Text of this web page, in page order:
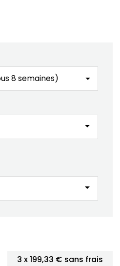
arrow_drop_down
arrow_drop_down
3 x199,33 € sans frais